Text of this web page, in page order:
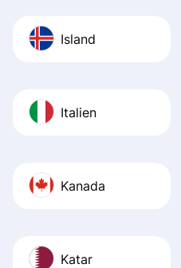
Island
Italien
Kanada
Katar